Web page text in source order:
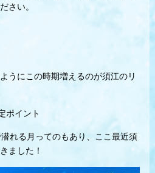
さい。
うにこの時期増えるのが須江のリ
ポイント
れる月ってのもあり、ここ最近須
ました！